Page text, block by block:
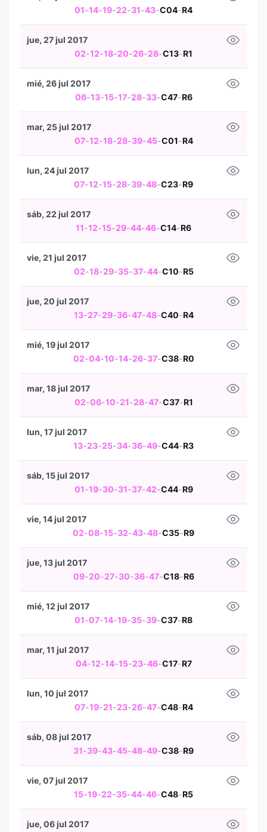
01-14-19-22-31-43-C04-R4
02-12-18-20-26-28-C13-R1
jue, 27 jul 2017
06-13-15-17-28-33-C47-R6
mié, 26 jul 2017
07-12-18-28-39-45-C01-R4
mar, 25 jul 2017
07-12-15-28-39-48-C23-R9
lun, 24 jul 2017
11-12-15-29-44-46-C14-R6
sáb, 22 jul 2017
02-18-29-35-37-44-C10-R5
vie, 21 jul 2017
13-27-29-36-47-48-C40-R4
jue, 20 jul 2017
02-04-10-14-26-37-C38-R0
mié, 19 jul 2017
02-06-10-21-28-47-C37-R1
mar, 18 jul 2017
13-23-25-34-36-49-C44-R3
lun, 17 jul 2017
01-19-30-31-37-42-C44-R9
sáb, 15 jul 2017
02-08-15-32-43-48-C35-R9
vie, 14 jul 2017
09-20-27-30-36-47-C18-R6
jue, 13 jul 2017
01-07-14-19-35-39-C37-R8
mié, 12 jul 2017
04-12-14-15-23-46-C17-R7
mar, 11 jul 2017
07-19-21-23-26-47-C48-R4
lun, 10 jul 2017
31-39-43-45-48-49-C38-R9
sáb, 08 jul 2017
15-19-22-35-44-46-C48-R5
vie, 07 jul 2017
jue, 06 jul 2017